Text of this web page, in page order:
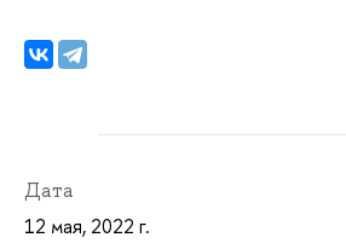
Дата
12 мая, 2022 г.